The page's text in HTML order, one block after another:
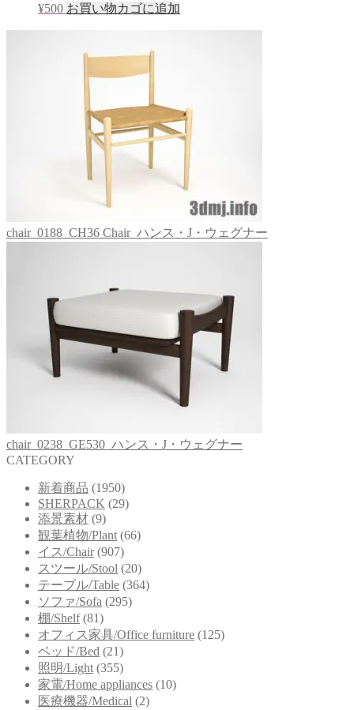
¥500 お買い物カゴに追加
chair_0188_CH36 Chair_ハンス・J・ウェグナー
chair_0238_GE530_ハンス・J・ウェグナー
CATEGORY
新着商品 (1950)
SHERPACK (29)
添景素材 (9)
観葉植物/Plant (66)
イス/Chair (907)
スツール/Stool (20)
テーブル/Table (364)
ソファ/Sofa (295)
棚/Shelf (81)
オフィス家具/Office furniture (125)
ベッド/Bed (21)
照明/Light (355)
家電/Home appliances (10)
医療機器/Medical (2)